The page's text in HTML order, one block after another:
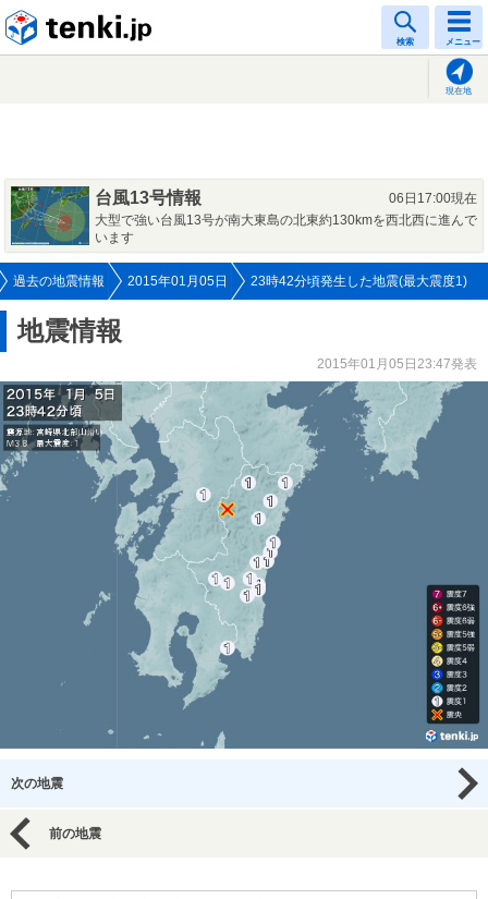
検索 メニュー
現在地
台風13号情報
06日17:00現在
大型で強い台風13号が南大東島の北東約130kmを西北西に進んで
います
過去の地震情報 2015年01月05日 23時42分頃発生した地震(最大震度1)
地震情報
2015年01月05日23:47発表
次の地震
前の地震